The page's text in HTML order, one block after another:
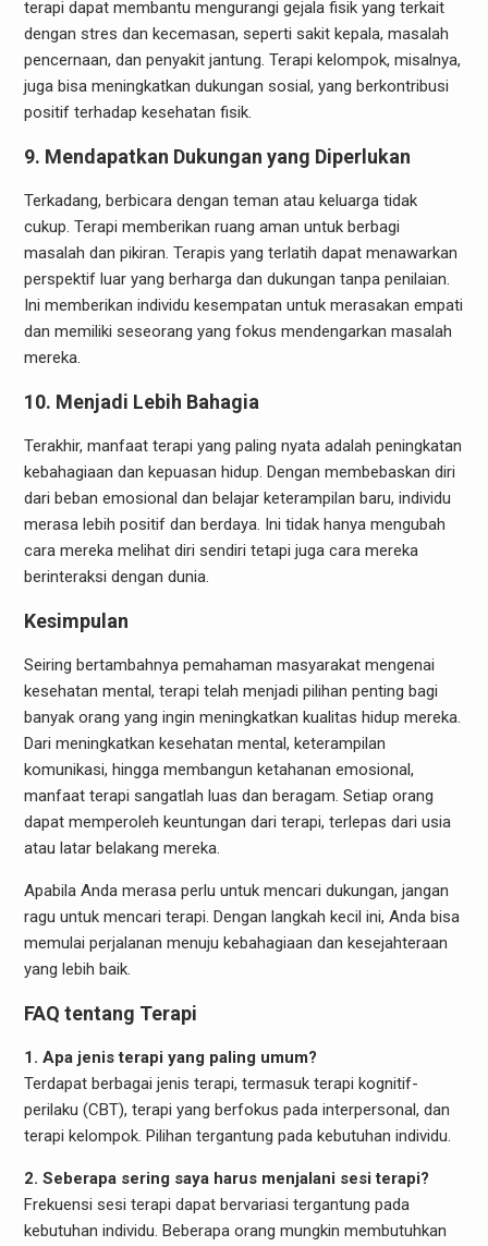
terapi dapat membantu mengurangi gejala fisik yang terkait
dengan stres dan kecemasan, seperti sakit kepala, masalah
pencernaan, dan penyakit jantung. Terapi kelompok, misalnya,
juga bisa meningkatkan dukungan sosial, yang berkontribusi
positif terhadap kesehatan fisik.
9. Mendapatkan Dukungan yang Diperlukan
Terkadang, berbicara dengan teman atau keluarga tidak
cukup. Terapi memberikan ruang aman untuk berbagi
masalah dan pikiran. Terapis yang terlatih dapat menawarkan
perspektif luar yang berharga dan dukungan tanpa penilaian.
Ini memberikan individu kesempatan untuk merasakan empati
dan memiliki seseorang yang fokus mendengarkan masalah
mereka.
10. Menjadi Lebih Bahagia
Terakhir, manfaat terapi yang paling nyata adalah peningkatan
kebahagiaan dan kepuasan hidup. Dengan membebaskan diri
dari beban emosional dan belajar keterampilan baru, individu
merasa lebih positif dan berdaya. Ini tidak hanya mengubah
cara mereka melihat diri sendiri tetapi juga cara mereka
berinteraksi dengan dunia.
Kesimpulan
Seiring bertambahnya pemahaman masyarakat mengenai
kesehatan mental, terapi telah menjadi pilihan penting bagi
banyak orang yang ingin meningkatkan kualitas hidup mereka.
Dari meningkatkan kesehatan mental, keterampilan
komunikasi, hingga membangun ketahanan emosional,
manfaat terapi sangatlah luas dan beragam. Setiap orang
dapat memperoleh keuntungan dari terapi, terlepas dari usia
atau latar belakang mereka.
Apabila Anda merasa perlu untuk mencari dukungan, jangan
ragu untuk mencari terapi. Dengan langkah kecil ini, Anda bisa
memulai perjalanan menuju kebahagiaan dan kesejahteraan
yang lebih baik.
FAQ tentang Terapi
1. Apa jenis terapi yang paling umum?
Terdapat berbagai jenis terapi, termasuk terapi kognitif-
perilaku (CBT), terapi yang berfokus pada interpersonal, dan
terapi kelompok. Pilihan tergantung pada kebutuhan individu.
2. Seberapa sering saya harus menjalani sesi terapi?
Frekuensi sesi terapi dapat bervariasi tergantung pada
kebutuhan individu. Beberapa orang mungkin membutuhkan